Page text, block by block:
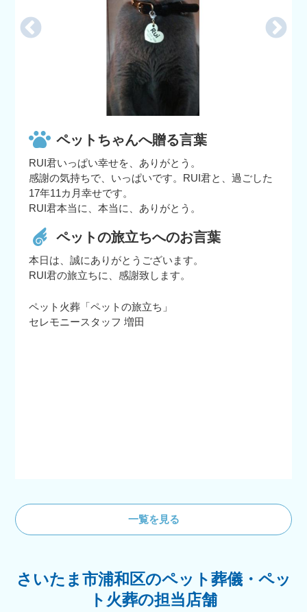
ペットちゃんへ贈る言葉
RUI君いっぱい幸せを、ありがとう。
感謝の気持ちで、いっぱいです。RUI君と、過ごした
17年11カ月幸せです。
RUI君本当に、本当に、ありがとう。
ペットの旅立ちへのお言葉
本日は、誠にありがとうございます。
RUI君の旅立ちに、感謝致します。
ペット火葬「ペットの旅立ち」
セレモニースタッフ 増田
一覧を見る
さいたま市浦和区のペット葬儀・ペッ
ト火葬の担当店舗